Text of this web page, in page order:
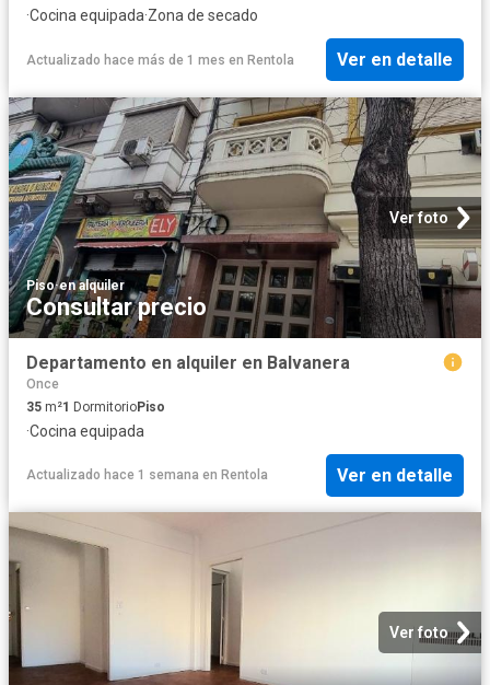
·Cocina equipada·Zona de secado
Actualizado hace más de 1 mes en Rentola Ver en detalle
Ver foto
Piso·en alquiler
Consultar precio
Departamento en alquiler en Balvanera
Once
35 m²1 DormitorioPiso
·Cocina equipada
Actualizado hace 1 semana en Rentola Ver en detalle
Ver foto